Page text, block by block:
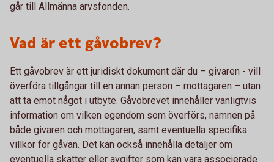
går till Allmänna arvsfonden.
Vad är ett gåvobrev?
Ett gåvobrev är ett juridiskt dokument där du – givaren - vill
överföra tillgångar till en annan person – mottagaren – utan
att ta emot något i utbyte. Gåvobrevet innehåller vanligtvis
information om vilken egendom som överförs, namnen på
både givaren och mottagaren, samt eventuella specifika
villkor för gåvan. Det kan också innehålla detaljer om
eventuella skatter eller avgifter som kan vara associerade